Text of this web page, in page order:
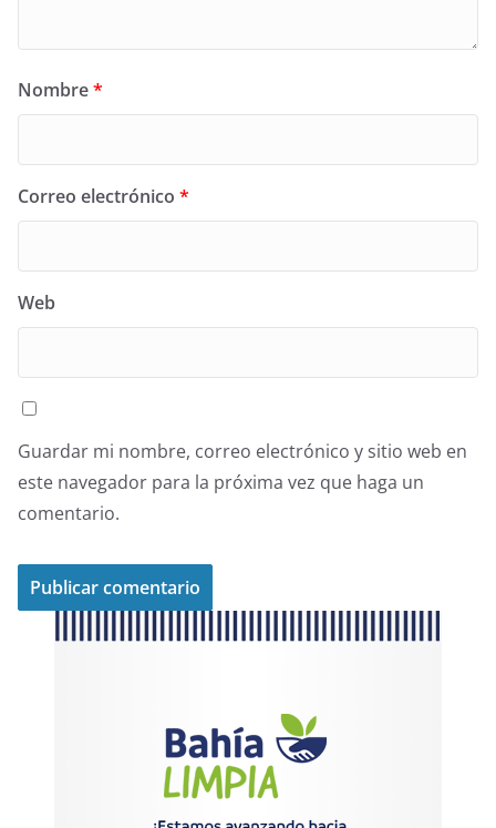
Nombre*
Correo electrónico *
Web
Guardar mi nombre, correo electrónico y sitio web en
este navegador para la próxima vez que haga un
comentario.